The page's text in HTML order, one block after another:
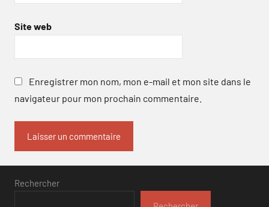
Site web
Enregistrer mon nom, mon e-mail et mon site dans le
navigateur pour mon prochain commentaire.
Rechercher